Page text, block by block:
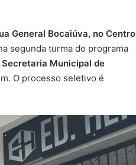
General Bocaiúva, no Centro
segunda turma do programa
Secretaria Municipal de
O processo seletivo é